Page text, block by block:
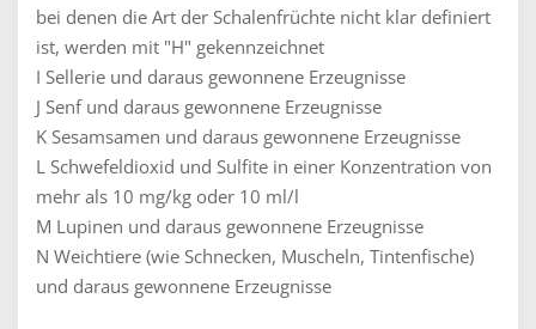
bei denen die Art der Schalenfrüchte nicht klar definiert
ist, werden mit "H" gekennzeichnet
I Sellerie und daraus gewonnene Erzeugnisse
J Senf und daraus gewonnene Erzeugnisse
K Sesamsamen und daraus gewonnene Erzeugnisse
L Schwefeldioxid und Sulfite in einer Konzentration von
mehr als 10 mg/kg oder 10 ml/l
M Lupinen und daraus gewonnene Erzeugnisse
N Weichtiere (wie Schnecken, Muscheln, Tintenfische)
und daraus gewonnene Erzeugnisse